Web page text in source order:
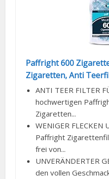
Paffright 600
Zigaretten, Anti
ANTI TEER FILTER
hochwertigen
Zigaretten...
WENIGER FLECKEN
Paffright
frei von...
UNVERÄNDERTER
den vollen